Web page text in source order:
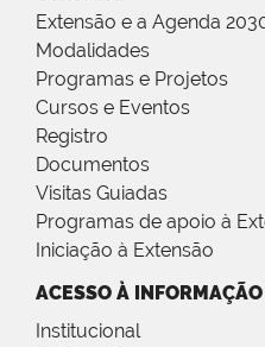
Extensão e a Agenda
Modalidades
Programas e Projetos
Cursos e Eventos
Registro
Documentos
Visitas Guiadas
Programas de apoio à
Iniciação à Extensão
ACESSO À INFORMAÇÃO
Institucional